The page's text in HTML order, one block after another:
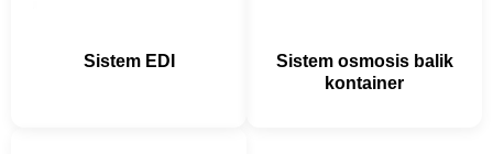
Sistem EDI
Sistem osmosis balik
kontainer